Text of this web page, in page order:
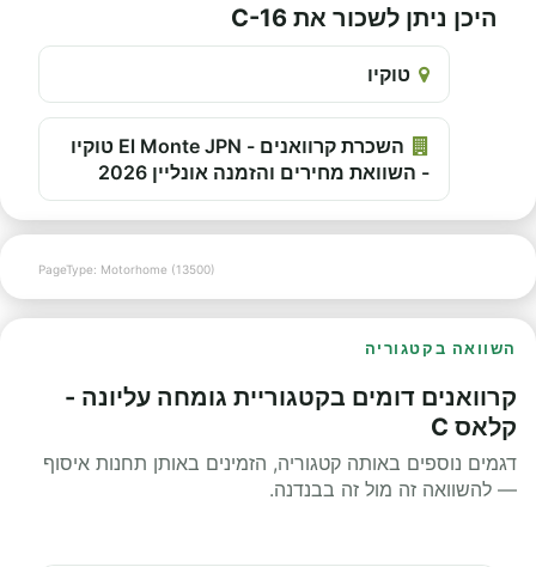
היכן ניתן לשכור את C-16
טוקיו
השכרת קרוואנים - El Monte JPN טוקיו
- השוואת מחירים והזמנה אונליין 2026
PageType: Motorhome (13500)
השוואה בקטגוריה
קרוואנים דומים בקטגוריית גומחה עליונה -
קלאס C
דגמים נוספים באותה קטגוריה, הזמינים באותן תחנות איסוף
— להשוואה זה מול זה בבנדנה.